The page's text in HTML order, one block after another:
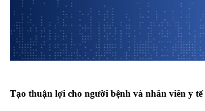
Tạo thuận lợi cho người bệnh và nhân viên y tế